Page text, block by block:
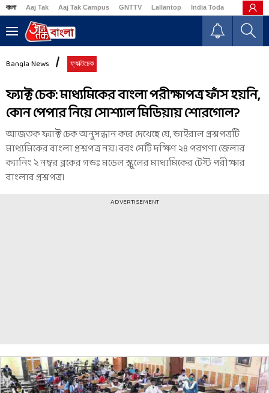
বাংলা Aaj Tak Aaj Tak Campus GNTTV Lallantop India Today Business
Bangla News ফ্যাক্টচেক
ফ্যাক্ট চেক: মাধ্যমিকের বাংলা পরীক্ষাপত্র ফাঁস হয়নি,
কোন পেপার নিয়ে সোশ্যাল মিডিয়ায় শোরগোল?
আজতক ফ্যাক্ট চেক অনুসন্ধান করে দেখেছে যে, ভাইরাল প্রশ্নপত্রটি
মাধ্যমিকের বাংলা প্রশ্নপত্র নয়। বরং সেটি দক্ষিণ ২৪ পরগণা জেলার
ক্যানিং ২ নম্বর ব্লকের গভঃ মডেল স্কুলের মাধ্যমিকের টেস্ট পরীক্ষার
বাংলার প্রশ্নপত্র।
ADVERTISEMENT